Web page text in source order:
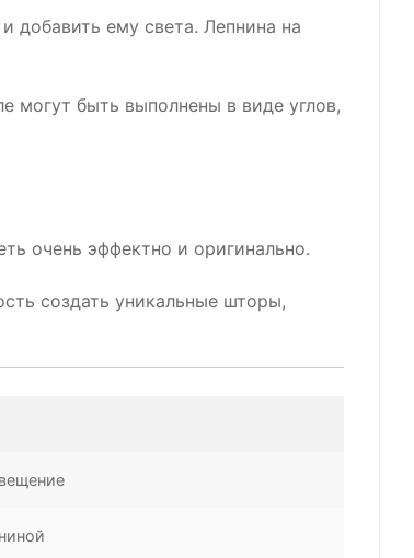
добавить ему света. Лепнина на
могут быть выполнены в виде углов,
очень эффектно и оригинально.
создать уникальные шторы,